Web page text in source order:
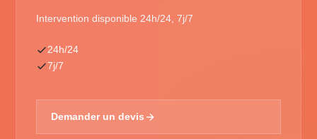
Intervention disponible 24h/24, 7j/7
24h/24
7j/7
Demander un devis